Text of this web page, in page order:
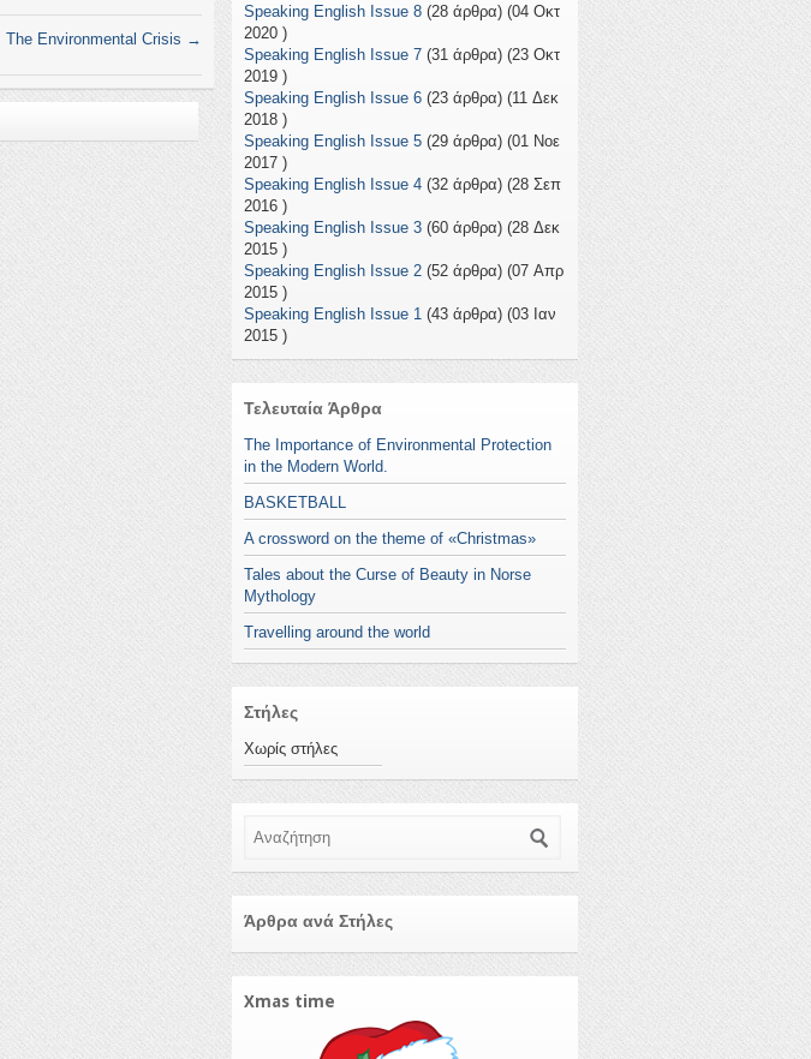
The Environmental Crisis →
Speaking English Issue 8 (28 άρθρα) (04 Οκτ
2020 )
Speaking English Issue 7 (31 άρθρα) (23 Οκτ
2019 )
Speaking English Issue 6 (23 άρθρα) (11 Δεκ
2018 )
Speaking English Issue 5 (29 άρθρα) (01 Νοε
2017 )
Speaking English Issue 4 (32 άρθρα) (28 Σεπ
2016 )
Speaking English Issue 3 (60 άρθρα) (28 Δεκ
2015 )
Speaking English Issue 2 (52 άρθρα) (07 Απρ
2015 )
Speaking English Issue 1 (43 άρθρα) (03 Ιαν
2015 )
Τελευταία Άρθρα
The Importance of Environmental Protection
in the Modern World.
BASKETBALL
A crossword on the theme of «Christmas»
Tales about the Curse of Beauty in Norse
Mythology
Travelling around the world
Στήλες
Χωρίς στήλες
Άρθρα ανά Στήλες
Xmas time